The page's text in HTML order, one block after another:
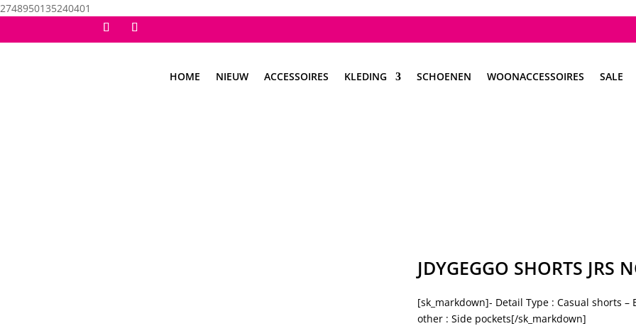
2748950135240401
HOME NIEUW ACCESSOIRES KLEDING SCHOENEN WOONACCESSOIRES SALE
JDYGEGGO SHORTS JRS
[sk_markdown]- Detail Type : Casual shorts
other : Side pockets[/sk_markdown]